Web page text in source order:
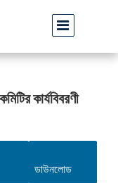
সর্বসাধারণকে সতর্ক থাকার
কার্যবিবরণী
ডাউনলোড